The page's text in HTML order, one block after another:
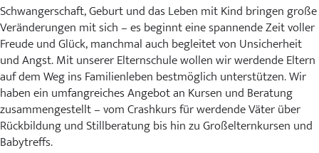
Schwangerschaft, Geburt und das Leben mit Kind bringen große
Veränderungen mit sich – es beginnt eine spannende Zeit voller
Freude und Glück, manchmal auch begleitet von Unsicherheit
und Angst. Mit unserer Elternschule wollen wir werdende Eltern
auf dem Weg ins Familienleben bestmöglich unterstützen. Wir
haben ein umfangreiches Angebot an Kursen und Beratung
zusammengestellt – vom Crashkurs für werdende Väter über
Rückbildung und Stillberatung bis hin zu Großelternkursen und
Babytreffs.